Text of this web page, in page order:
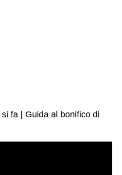
fa | Guida al bonifico di